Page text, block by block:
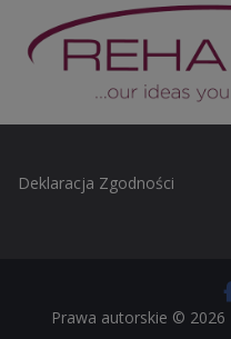
Deklaracja Zgodności
Prawa autorskie © 2026